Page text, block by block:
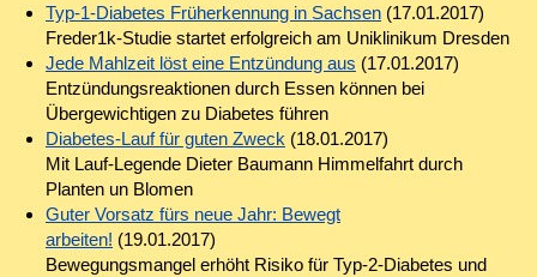
Typ-1-Diabetes Früherkennung in Sachsen(17.01.2017)
Freder1k-Studie startet erfolgreich am Uniklinikum Dresden
Jede Mahlzeit löst eine Entzündung aus (17.01.2017)
Entzündungsreaktionen durch Essen können bei
Übergewichtigen zu Diabetes führen
Diabetes-Lauf für guten Zweck (18.01.2017)
Mit Lauf-Legende Dieter Baumann Himmelfahrt durch
Planten un Blomen
Guter Vorsatz fürs neue Jahr: Bewegt
arbeiten! (19.01.2017)
Bewegungsmangel erhöht Risiko für Typ-2-Diabetes und